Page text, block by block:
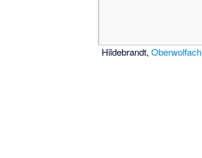
Hildebrandt,Oberwolfach